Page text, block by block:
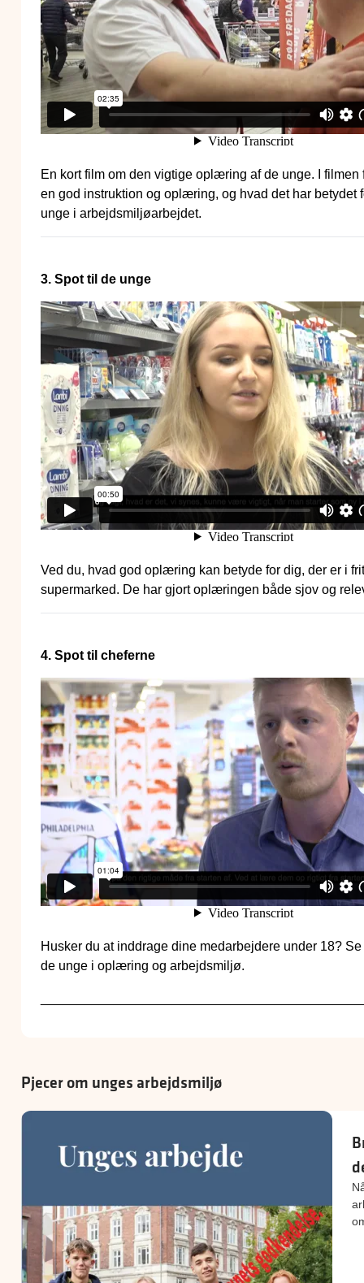
En kort film om den vigtige oplæring af de unge. I
en god instruktion og oplæring, og hvad det har
unge i arbejdsmiljøarbejdet.
3. Spot til de unge
Ved du, hvad god oplæring kan betyde for dig, der er i
supermarked. De har gjort oplæringen både sjov og
4. Spot til cheferne
Husker du at inddrage dine medarbejdere under 18?
de unge i oplæring og arbejdsmiljø.
Pjecer om unges arbejdsmiljø